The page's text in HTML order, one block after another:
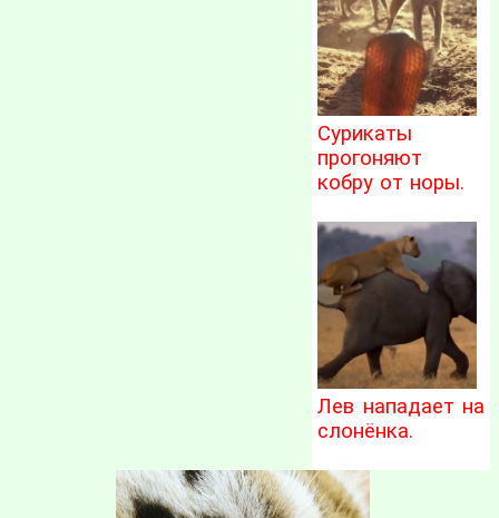
Сурикаты
прогоняют
кобру от норы.
Лев нападает на
слонёнка.